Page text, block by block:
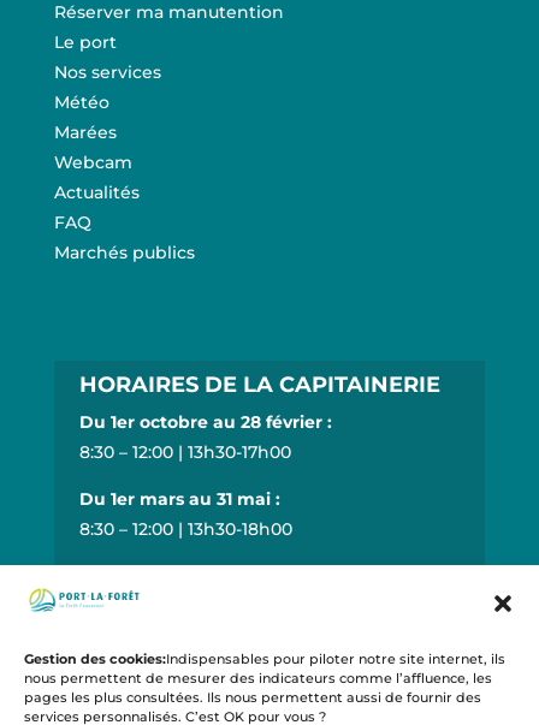
Gestion des cookies:Indispensables pour piloter notre site internet, ils
nous permettent de mesurer des indicateurs comme l’affluence, les
pages les plus consultées. Ils nous permettent aussi de fournir des
services personnalisés. C’est OK pour vous ?
Réserver ma manutention
Le port
Nos services
Météo
Marées
Webcam
Actualités
FAQ
Marchés publics
HORAIRES DE LA CAPITAINERIE
Du 1er octobre au 28 février :
8:30 – 12:00 | 13h30-17h00
Du 1er mars au 31 mai :
8:30 – 12:00 | 13h30-18h00
8:30 – 12:00 | 13h30-19h00
Du 1er juillet au 31 août :
8:30 – 20:00